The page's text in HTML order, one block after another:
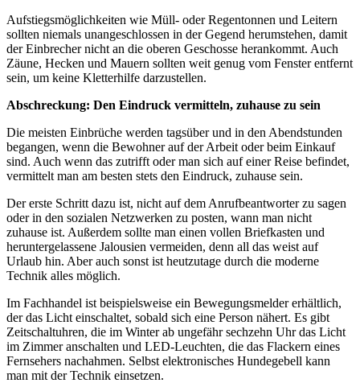
Aufstiegsmöglichkeiten wie Müll- oder Regentonnen und Leitern
sollten niemals unangeschlossen in der Gegend herumstehen, damit
der Einbrecher nicht an die oberen Geschosse herankommt. Auch
Zäune, Hecken und Mauern sollten weit genug vom Fenster entfernt
sein, um keine Kletterhilfe darzustellen.
Abschreckung: Den Eindruck vermitteln, zuhause zu sein
Die meisten Einbrüche werden tagsüber und in den Abendstunden
begangen, wenn die Bewohner auf der Arbeit oder beim Einkauf
sind. Auch wenn das zutrifft oder man sich auf einer Reise befindet,
vermittelt man am besten stets den Eindruck, zuhause sein.
Der erste Schritt dazu ist, nicht auf dem Anrufbeantworter zu sagen
oder in den sozialen Netzwerken zu posten, wann man nicht
zuhause ist. Außerdem sollte man einen vollen Briefkasten und
heruntergelassene Jalousien vermeiden, denn all das weist auf
Urlaub hin. Aber auch sonst ist heutzutage durch die moderne
Technik alles möglich.
Im Fachhandel ist beispielsweise ein Bewegungsmelder erhältlich,
der das Licht einschaltet, sobald sich eine Person nähert. Es gibt
Zeitschaltuhren, die im Winter ab ungefähr sechzehn Uhr das Licht
im Zimmer anschalten und LED-Leuchten, die das Flackern eines
Fernsehers nachahmen. Selbst elektronisches Hundegebell kann
man mit der Technik einsetzen.